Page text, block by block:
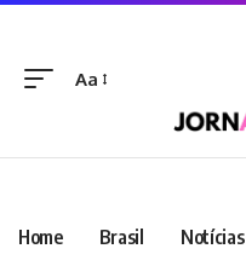
Aa
Home Brasil Notícias